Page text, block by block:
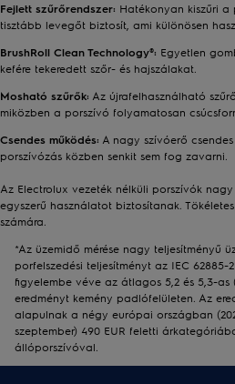
Fejlett szűrőrendszer: Hatékonyan kiszűri a
tisztább levegőt biztosít, ami különösen
BrushRoll Clean Technology®: Egyetlen
kefére tekeredett szőr- és hajszálakat.
Mosható szűrők: Az újrafelhasználható
miközben a porszívó folyamatosan
Csendes működés: A nagy szívóerő
porszívózás közben senkit sem fog zavarni.
Az Electrolux vezeték nélküli porszívók
egyszerű használatot biztosítanak.
számára.
*Az üzemidő mérése nagy teljesítményű
porfelszedési teljesítményt az IEC 62885-
figyelembe véve az átlagos 5,2 és 5,3-
eredményt kemény padlófelületen. Az
alapulnak a négy európai országban
szeptember) 490 EUR feletti
állóporszívóval.